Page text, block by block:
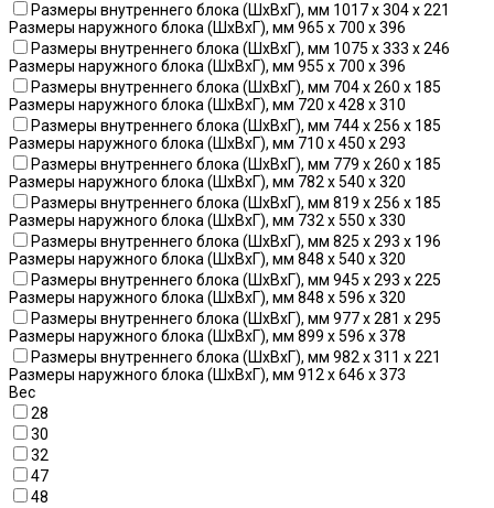
Размеры внутреннего блока (ШхВхГ), мм 1017 x 304 x 221
Размеры наружного блока (ШхВхГ), мм 965 x 700 x 396
Размеры внутреннего блока (ШхВхГ), мм 1075 x 333 x 246
Размеры наружного блока (ШхВхГ), мм 955 x 700 x 396
Размеры внутреннего блока (ШхВхГ), мм 704 x 260 x 185
Размеры наружного блока (ШхВхГ), мм 720 x 428 x 310
Размеры внутреннего блока (ШхВхГ), мм 744 x 256 x 185
Размеры наружного блока (ШхВхГ), мм 710 x 450 x 293
Размеры внутреннего блока (ШхВхГ), мм 779 x 260 x 185
Размеры наружного блока (ШхВхГ), мм 782 x 540 x 320
Размеры внутреннего блока (ШхВхГ), мм 819 x 256 x 185
Размеры наружного блока (ШхВхГ), мм 732 x 550 x 330
Размеры внутреннего блока (ШхВхГ), мм 825 x 293 x 196
Размеры наружного блока (ШхВхГ), мм 848 x 540 x 320
Размеры внутреннего блока (ШхВхГ), мм 945 x 293 x 225
Размеры наружного блока (ШхВхГ), мм 848 x 596 x 320
Размеры внутреннего блока (ШхВхГ), мм 977 x 281 x 295
Размеры наружного блока (ШхВхГ), мм 899 x 596 x 378
Размеры внутреннего блока (ШхВхГ), мм 982 x 311 x 221
Размеры наружного блока (ШхВхГ), мм 912 x 646 x 373
Вес
28
30
32
47
48